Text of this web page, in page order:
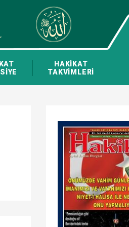
HAKİKAT
TAKVİMLERİ